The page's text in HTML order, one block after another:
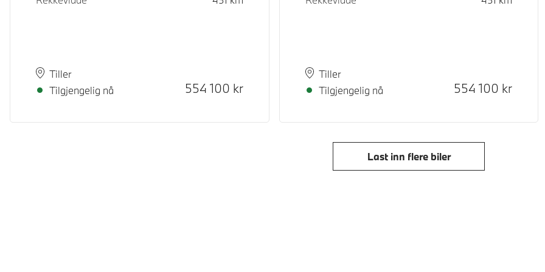
PlassTiller
Leveringstid
Tilgjengelig nå
Kontantpris
554 100 kr
PlassTiller
Leveringstid
Tilgjengelig nå
Kontantpris
554 100 kr
Last inn flere biler